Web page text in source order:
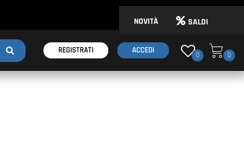
NOVITÀ SALDI
REGISTRATI ACCEDI
0 0